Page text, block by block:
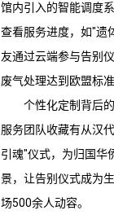
馆内引入的智能调度
查看服务进度，如"遗
友通过云端参与告别
废气处理达到欧盟标
个性化定制背后
服务团队收藏有从汉
引魂"仪式，为归国华
景，让告别仪式成为
场500余人动容。